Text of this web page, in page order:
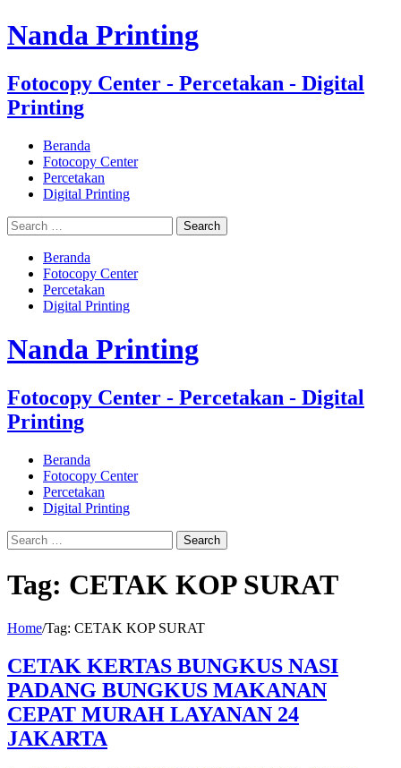
Nanda Printing
Fotocopy Center - Percetakan - Digital
Printing
Beranda
Fotocopy Center
Percetakan
Digital Printing
Beranda
Fotocopy Center
Percetakan
Digital Printing
Nanda Printing
Fotocopy Center - Percetakan - Digital
Printing
Beranda
Fotocopy Center
Percetakan
Digital Printing
Tag: CETAK KOP SURAT
Home/Tag: CETAK KOP SURAT
CETAK KERTAS BUNGKUS NASI
PADANG BUNGKUS MAKANAN
CEPAT MURAH LAYANAN 24
JAKARTA